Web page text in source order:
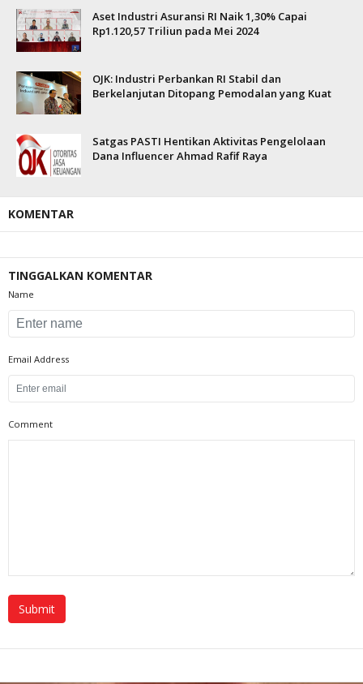
Aset Industri Asuransi RI Naik 1,30% Capai
Rp1.120,57 Triliun pada Mei 2024
OJK: Industri Perbankan RI Stabil dan
Berkelanjutan Ditopang Pemodalan yang Kuat
Satgas PASTI Hentikan Aktivitas Pengelolaan
Dana Influencer Ahmad Rafif Raya
KOMENTAR
TINGGALKAN KOMENTAR
Name
Email Address
Comment